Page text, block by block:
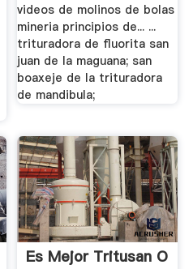
videos de molinos de bolas
mineria principios de... ...
trituradora de fluorita san
juan de la maguana; san
boaxeje de la trituradora
de mandibula;
Es Mejor Tritusan O